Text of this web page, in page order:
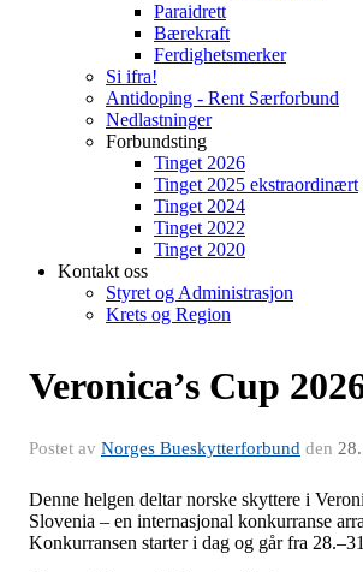
Paraidrett
Bærekraft
Ferdighetsmerker
Si ifra!
Antidoping - Rent Særforbund
Nedlastninger
Forbundsting
Tinget 2026
Tinget 2025 ekstraordinært
Tinget 2024
Tinget 2022
Tinget 2020
Kontakt oss
Styret og Administrasjon
Krets og Region
Veronica’s Cup
Postet av Norges Bueskytterforbund den
Denne helgen deltar norske skyttere i
Slovenia – en internasjonal konkurranse
Konkurransen starter i dag og går fra